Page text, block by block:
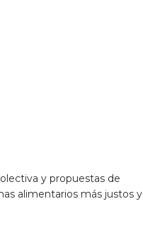
y propuestas de
alimentarios más justos y